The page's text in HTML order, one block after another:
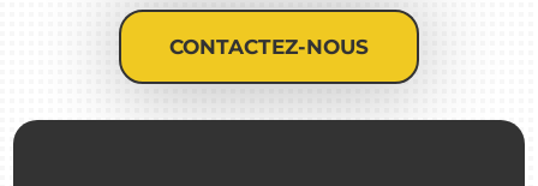
CONTACTEZ-NOUS